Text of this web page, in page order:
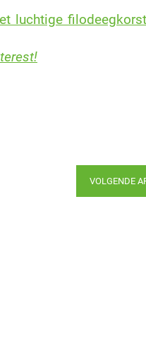
luchtige filodeegkorst
VOLGENDE